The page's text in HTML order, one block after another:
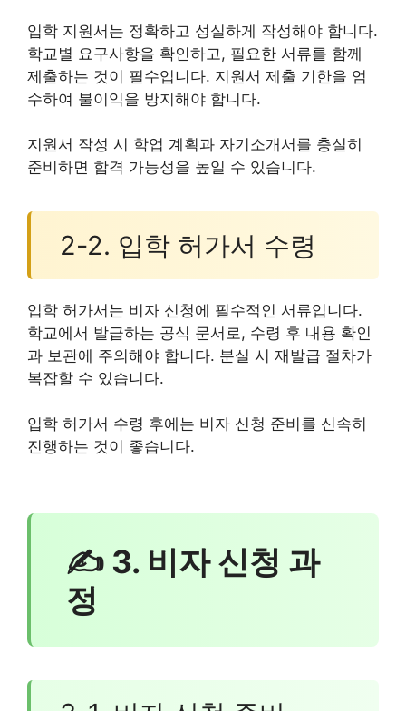
입학 지원서는 정확하고 성실하게 작성해야 합니다.
학교별 요구사항을 확인하고, 필요한 서류를 함께
제출하는 것이 필수입니다. 지원서 제출 기한을 엄
수하여 불이익을 방지해야 합니다.
지원서 작성 시 학업 계획과 자기소개서를 충실히
준비하면 합격 가능성을 높일 수 있습니다.
2-2. 입학 허가서 수령
입학 허가서는 비자 신청에 필수적인 서류입니다.
학교에서 발급하는 공식 문서로, 수령 후 내용 확인
과 보관에 주의해야 합니다. 분실 시 재발급 절차가
복잡할 수 있습니다.
입학 허가서 수령 후에는 비자 신청 준비를 신속히
진행하는 것이 좋습니다.
✍ 3. 비자 신청 과
정